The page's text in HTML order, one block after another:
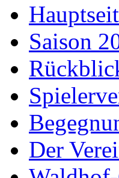
Saison
Der